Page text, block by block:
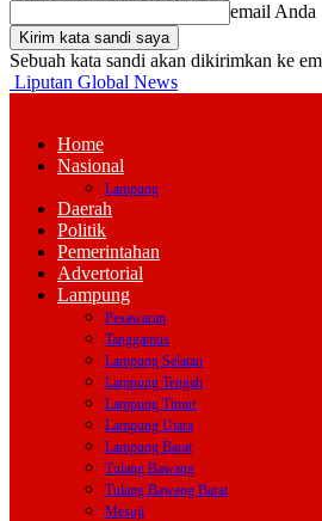
email Anda
Sebuah kata sandi akan dikirimkan ke
Liputan Global News
Home
Nasional
Lampung
Daerah
Politik
Pemerintahan
Advertorial
Lampung
Pesawaran
Tanggamus
Lampung Selatan
Lampung Tengah
Lampung Timur
Lampung Utara
Lampung Barat
Tulang Bawang
Tulang Bawang Barat
Mesuji